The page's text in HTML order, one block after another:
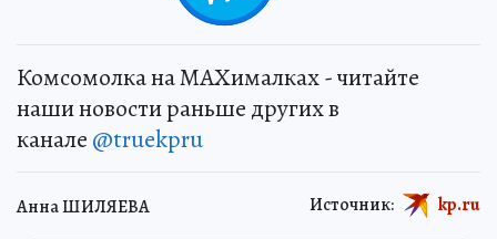
Комсомолка на MAXималках - читайте
наши новости раньше других в
канале @truekpru
Анна ШИЛЯЕВА Источник: kp.ru